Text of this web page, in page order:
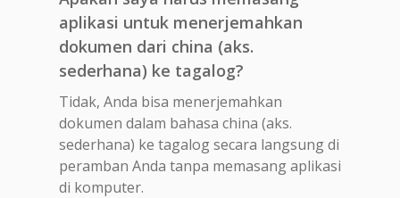
aplikasi untuk menerjemahkan
dokumen dari china (aks.
sederhana) ke tagalog?
Tidak, Anda bisa menerjemahkan
dokumen dalam bahasa china (aks.
sederhana) ke tagalog secara langsung di
peramban Anda tanpa memasang aplikasi
di komputer.